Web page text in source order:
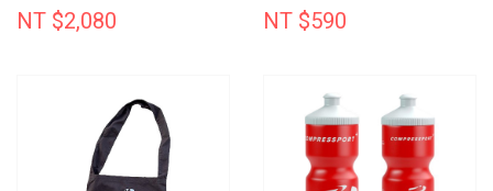
NT $2,080 NT $590